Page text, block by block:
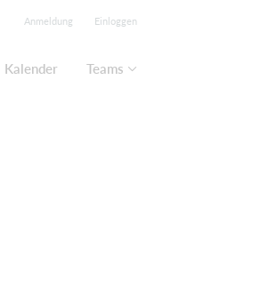
Anmeldung Einloggen
Kalender Teams